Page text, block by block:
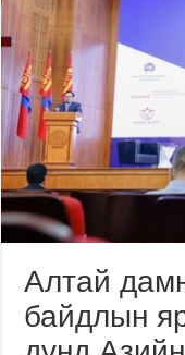
Алтай
байдлын